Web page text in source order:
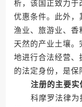
析，该国正致力于
优惠条件。此外，
渔业、旅游业、香
天然的产业土壤。
地进行合法经营、
的法定身份，是保
注册的主要实
科摩罗法律为